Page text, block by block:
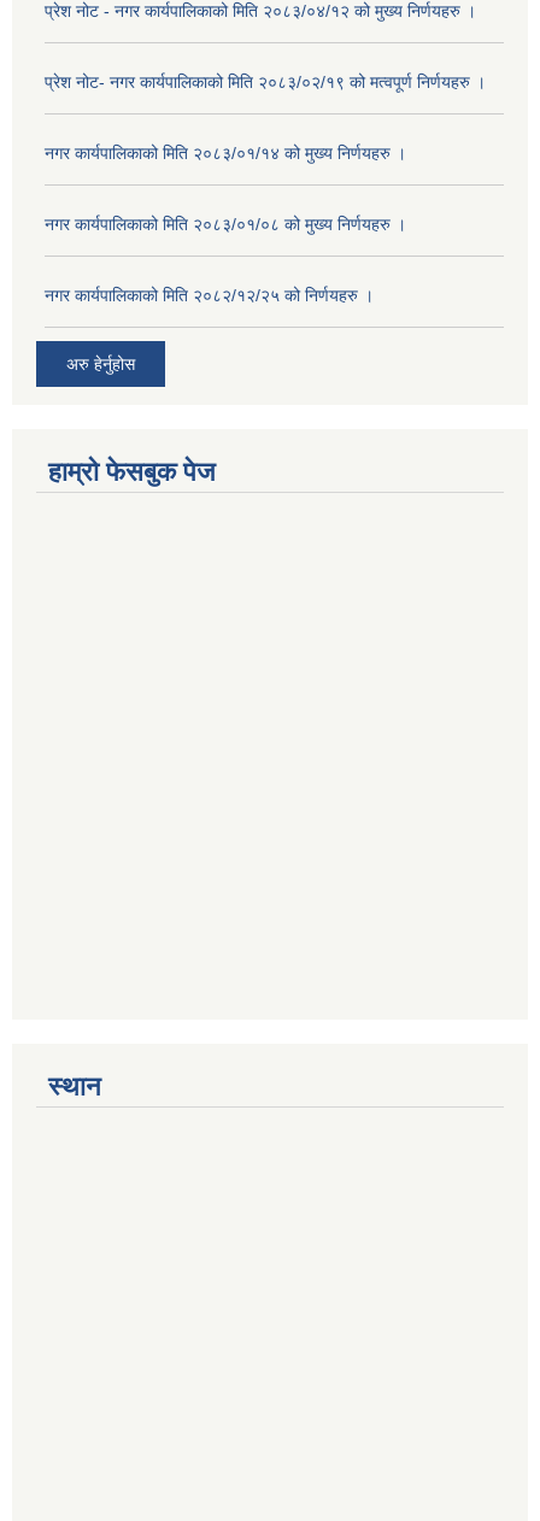
प्रेश नोट - नगर कार्यपालिकाको मिति २०८३/०४/१२ को मुख्य निर्णयहरु ।
प्रेश नोट- नगर कार्यपालिकाको मिति २०८३/०२/१९ को मत्वपूर्ण निर्णयहरु ।
नगर कार्यपालिकाको मिति २०८३/०१/१४ को मुख्य निर्णयहरु ।
नगर कार्यपालिकाको मिति २०८३/०१/०८ को मुख्य निर्णयहरु ।
नगर कार्यपालिकाको मिति २०८२/१२/२५ को निर्णयहरु ।
अरु हेर्नुहोस
हाम्रो फेसबुक पेज
स्थान